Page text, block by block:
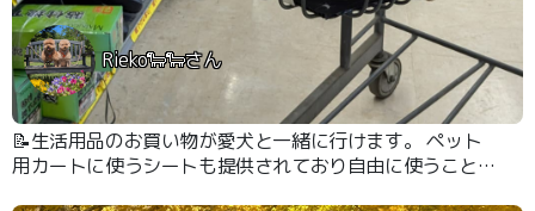
Rieko🐑🐑さん
📝生活用品のお買い物が愛犬と一緒に行けます。 ペット
用カートに使うシートも提供されており自由に使うことが